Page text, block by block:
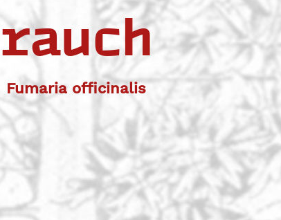
rauch
Fumaria officinalis